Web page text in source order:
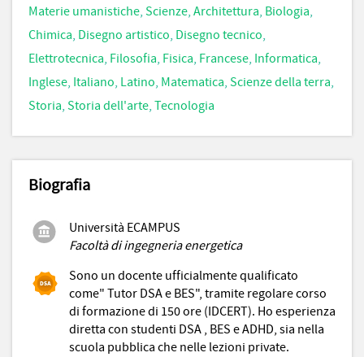
Materie umanistiche, Scienze, Architettura, Biologia,
Chimica, Disegno artistico, Disegno tecnico,
Elettrotecnica, Filosofia, Fisica, Francese, Informatica,
Inglese, Italiano, Latino, Matematica, Scienze della terra,
Storia, Storia dell'arte, Tecnologia
Biografia
Università ECAMPUS
Facoltà di ingegneria energetica
Sono un docente ufficialmente qualificato
come" Tutor DSA e BES", tramite regolare corso
di formazione di 150 ore (IDCERT). Ho esperienza
diretta con studenti DSA , BES e ADHD, sia nella
scuola pubblica che nelle lezioni private.